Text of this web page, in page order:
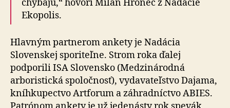
chýbajú,“ hovorí Milan Hronec z Nadácie
Ekopolis.
Hlavným partnerom ankety je Nadácia
Slovenskej sporiteľne. Strom roka ďalej
podporili ISA Slovensko (Medzinárodná
arboristická spoločnosť), vydavateľstvo Dajama,
kníhkupectvo Artforum a záhradníctvo ABIES.